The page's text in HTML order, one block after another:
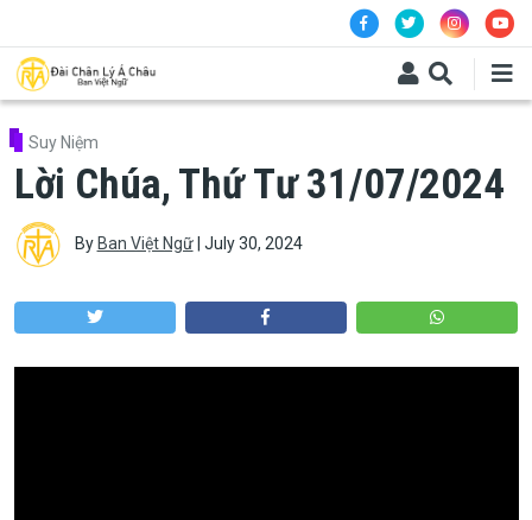
Suy Niệm
Lời Chúa, Thứ Tư 31/07/2024
By Ban Việt Ngữ| July 30, 2024